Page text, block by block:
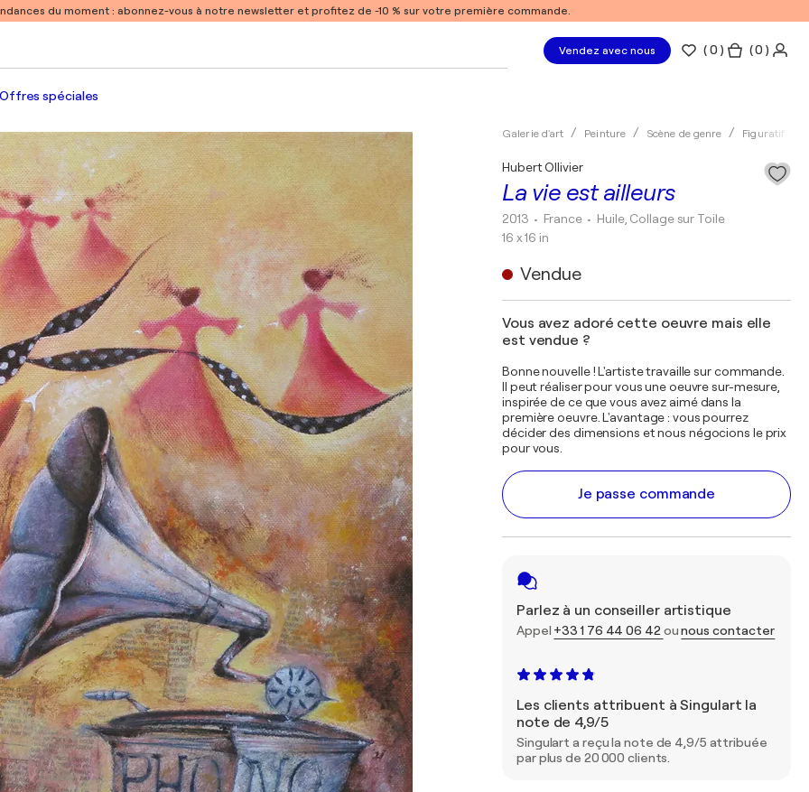
du moment : abonnez-vous à notre newsletter et profitez de -10 % sur votre première commande.
Vendez avec nous (0 ) ( 0 )
spéciales
Galerie d'art Peinture Scène de genre Figuratif
La vie est ailleurs
Hubert Ollivier
2013 • France • Huile, Collage sur Toile
16 x 16 in
Vendue
Vous avez adoré cette oeuvre mais elle
est vendue ?
Bonne nouvelle ! L'artiste travaille sur commande.
Il peut réaliser pour vous une oeuvre sur-mesure,
inspirée de ce que vous avez aimé dans la
première oeuvre. L'avantage : vous pourrez
décider des dimensions et nous négocions le prix
pour vous.
Je passe commande
Parlez à un conseiller artistique
Appel +33 1 76 44 06 42 ounous contacter
Les clients attribuent à Singulart la
note de 4,9/5
Singulart a reçu la note de 4,9/5 attribuée
par plus de 20 000 clients.